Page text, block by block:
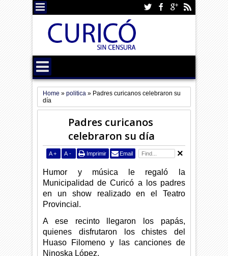
Home »politica » Padres curicanos celebraron su
día
Padres curicanos
celebraron su día
A + A - Imprimir Email
Humor y música le regaló la
Municipalidad de Curicó a los padres
en un show realizado en el Teatro
Provincial.
A ese recinto llegaron los papás,
quienes disfrutaron los chistes del
Huaso Filomeno y las canciones de
Ninoska López.